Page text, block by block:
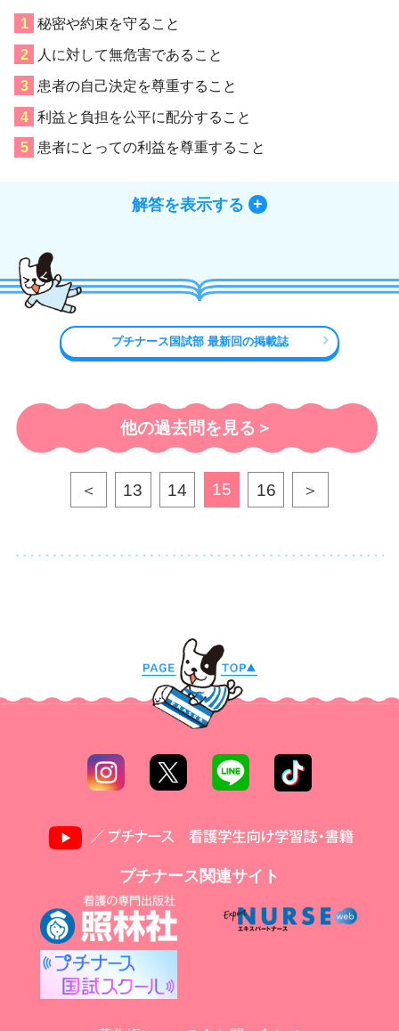
秘密や約束を守ること
人に対して無危害であること
患者の自己決定を尊重すること
利益と負担を公平に配分すること
患者にとっての利益を尊重すること
解答を表示する
プチナース国試部 最新回の掲載誌
他の過去問を見る＞
＜ 13 14 15 16 ＞
プチナース関連サイト